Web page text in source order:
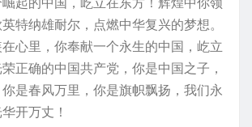
特纳雄耐尔，点燃中华复兴的梦想。
心里，你奉献一个永生的中国，屹立
正确的中国共产党，你是中国之子，
是春风万里，你是旗帜飘扬，我们永
开万丈！